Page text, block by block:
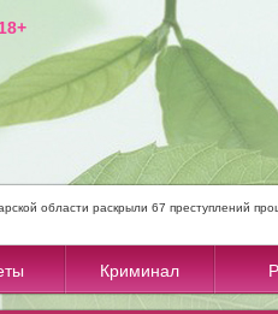
18+
области раскрыли 67 преступлений
Криминал